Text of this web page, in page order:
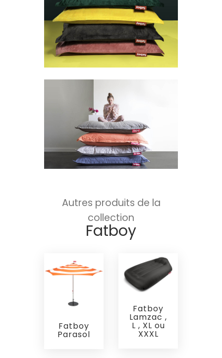
Autres produits de la
collection
Fatboy
Fatboy
Parasol
Fatboy
Lamzac ,
L , XL ou
XXXL